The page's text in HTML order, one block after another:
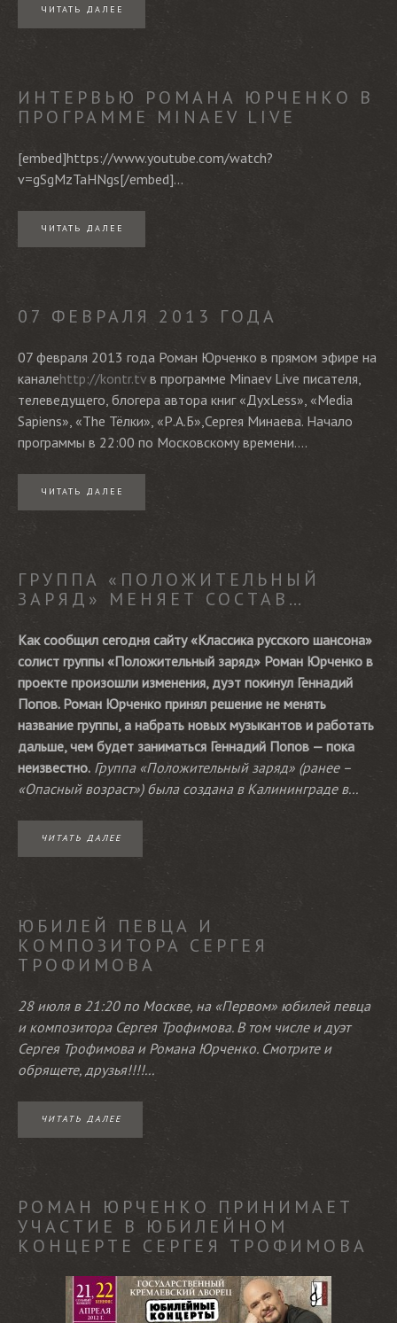
ЧИТАТЬ ДАЛЕЕ
ИНТЕРВЬЮ РОМАНА ЮРЧЕНКО В
ПРОГРАММЕ MINAEV LIVE
[embed]https://www.youtube.com/watch?
v=gSgMzTaHNgs[/embed]...
ЧИТАТЬ ДАЛЕЕ
07 ФЕВРАЛЯ 2013 ГОДА
07 февраля 2013 года Роман Юрченко в прямом эфире на
каналеhttp://kontr.tvв программе Minaev Live писателя,
телеведущего, блогера автора книг «ДухLess», «Media
Sapiens», «The Тёлки», «Р.А.Б»,Сергея Минаева. Начало
программы в 22:00 по Московскому времени....
ЧИТАТЬ ДАЛЕЕ
ГРУППА «ПОЛОЖИТЕЛЬНЫЙ
ЗАРЯД» МЕНЯЕТ СОСТАВ…
Как сообщил сегодня сайту «Классика русского шансона»
солист группы «Положительный заряд» Роман Юрченко в
проекте произошли изменения, дуэт покинул Геннадий
Попов. Роман Юрченко принял решение не менять
название группы, а набрать новых музыкантов и работать
дальше, чем будет заниматься Геннадий Попов — пока
неизвестно. Группа «Положительный заряд» (ранее –
«Опасный возраст») была создана в Калининграде в...
ЧИТАТЬ ДАЛЕЕ
ЮБИЛЕЙ ПЕВЦА И
КОМПОЗИТОРА СЕРГЕЯ
ТРОФИМОВА
28 июля в 21:20 по Москве, на «Первом» юбилей певца
и композитора Сергея Трофимова. В том числе и дуэт
Сергея Трофимова и Романа Юрченко. Смотрите и
обрящете, друзья!!!!...
ЧИТАТЬ ДАЛЕЕ
РОМАН ЮРЧЕНКО ПРИНИМАЕТ
УЧАСТИЕ В ЮБИЛЕЙНОМ
КОНЦЕРТЕ СЕРГЕЯ ТРОФИМОВА